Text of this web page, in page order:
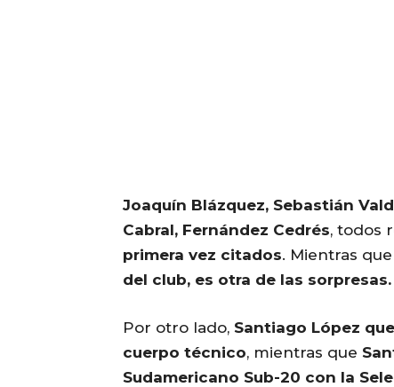
Joaquín Blázquez, Sebastián
Cabral, Fernández Cedrés, todos
primera vez citados. Mientras que
del club, es otra de las sorpresas.
Por otro lado, Santiago López
cuerpo técnico, mientras que
Sudamericano Sub-20 con la